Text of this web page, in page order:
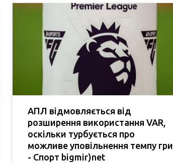
АПЛ відмовляється від
розширення використання VAR,
оскільки турбується про
можливе уповільнення темпу гри
- Спорт bigmir)net